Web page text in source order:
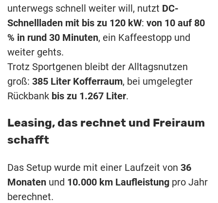
unterwegs schnell weiter will, nutzt DC-
Schnellladen mit bis zu 120 kW: von 10 auf 80
% in rund 30 Minuten, ein Kaffeestopp und
weiter gehts.
Trotz Sportgenen bleibt der Alltagsnutzen
groß: 385 Liter Kofferraum, bei umgelegter
Rückbank bis zu 1.267 Liter.
Leasing, das rechnet und Freiraum
schafft
Das Setup wurde mit einer Laufzeit von 36
Monaten und 10.000 km Laufleistung pro Jahr
berechnet.